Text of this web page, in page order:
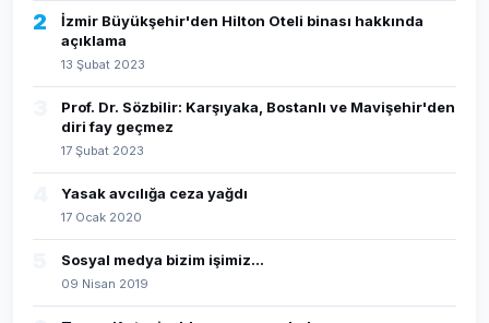
2
İzmir Büyükşehir'den Hilton Oteli binası hakkında
açıklama
13 Şubat 2023
Prof. Dr. Sözbilir: Karşıyaka, Bostanlı ve Mavişehir'den
diri fay geçmez
17 Şubat 2023
Yasak avcılığa ceza yağdı
17 Ocak 2020
Sosyal medya bizim işimiz...
09 Nisan 2019